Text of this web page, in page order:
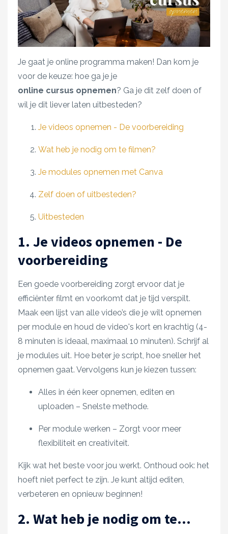
Je gaat je online programma maken! Dan kom je
voor de keuze: hoe ga je je
online cursus opnemen? Ga je dit zelf doen of
wil je dit liever laten uitbesteden?
Je videos opnemen - De voorbereiding
Wat heb je nodig om te filmen?
Je modules opnemen met Canva
Zelf doen of uitbesteden?
Uitbesteden
1. Je videos opnemen - De
voorbereiding
Een goede voorbereiding zorgt ervoor dat je
efficiënter filmt en voorkomt dat je tijd verspilt.
Maak een lijst van alle video’s die je wilt opnemen
per module en houd de video's kort en krachtig (4-
8 minuten is ideaal, maximaal 10 minuten). Schrijf al
je modules uit. Hoe beter je script, hoe sneller het
opnemen gaat. Vervolgens kun je kiezen tussen:
Alles in één keer opnemen, editen en
uploaden – Snelste methode.
Per module werken – Zorgt voor meer
flexibiliteit en creativiteit.
Kijk wat het beste voor jou werkt. Onthoud ook: het
hoeft niet perfect te zijn. Je kunt altijd editen,
verbeteren en opnieuw beginnen!
2. Wat heb je nodig om te...